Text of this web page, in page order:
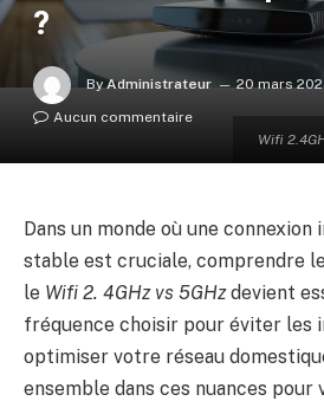
Wifi
?
By Administrateur
20 mars
Aucun commentaire
Dans un monde où une
stable est cruciale, comprendre
le Wifi 2. 4GHz vs 5GHzdevient
fréquence choisir pour éviter les
optimiser votre réseau
ensemble dans ces nuances pour